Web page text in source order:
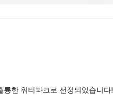
한 워터파크로 선정되었습니다!